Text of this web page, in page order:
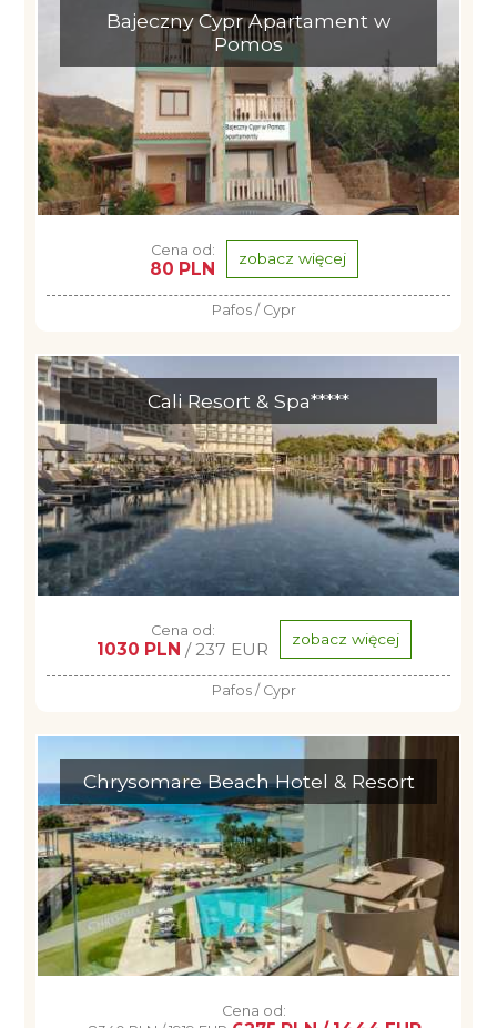
Bajeczny Cypr Apartament w
Pomos
Cena od:
80 PLN zobacz więcej
Pafos / Cypr
Cali Resort & Spa*****
Cena od:
1030 PLN / 237 EUR zobacz więcej
Pafos / Cypr
Chrysomare Beach Hotel & Resort
Cena od: